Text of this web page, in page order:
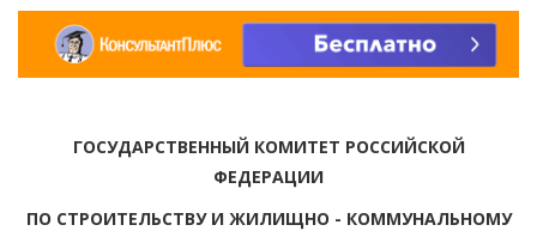
ГОСУДАРСТВЕННЫЙ КОМИТЕТ РОССИЙСКОЙ
ФЕДЕРАЦИИ
ПО СТРОИТЕЛЬСТВУ И ЖИЛИЩНО - КОММУНАЛЬНОМУ